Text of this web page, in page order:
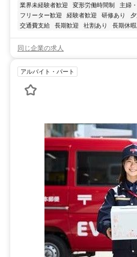
業界未経験者歓迎 変形労働時間制 主婦
フリーター歓迎
経験者歓迎 研修あり
交通費支給
長期歓迎 社割あり 長期休暇
同じ企業の求人
アルバイト・パート